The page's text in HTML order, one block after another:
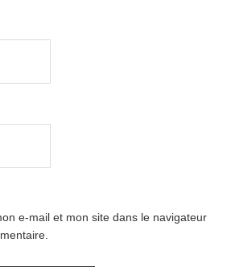
e-mail et mon site dans le navigateur